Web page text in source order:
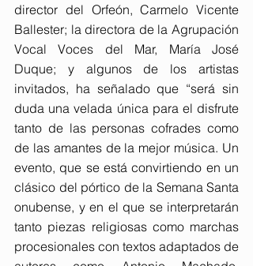
director del Orfeón, Carmelo Vicente
Ballester; la directora de la Agrupación
Vocal Voces del Mar, María José
Duque; y algunos de los artistas
invitados, ha señalado que “será sin
duda una velada única para el disfrute
tanto de las personas cofrades como
de las amantes de la mejor música. Un
evento, que se está convirtiendo en un
clásico del pórtico de la Semana Santa
onubense, y en el que se interpretarán
tanto piezas religiosas como marchas
procesionales con textos adaptados de